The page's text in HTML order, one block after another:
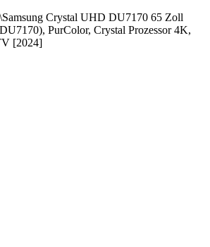
\Samsung Crystal UHD DU7170 65 Zoll
PurColor, Crystal Prozessor 4K,
[2024]